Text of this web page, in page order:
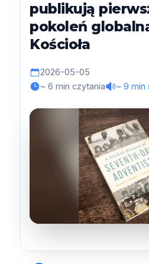
publikują
pokoleń
Kościoła
2026-05-05
~ 6 min czytania
~ 9 min